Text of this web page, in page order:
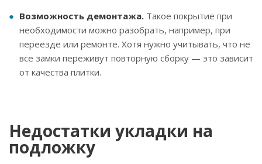
Возможность демонтажа. Такое покрытие при
необходимости можно разобрать, например, при
переезде или ремонте. Хотя нужно учитывать, что не
все замки переживут повторную сборку — это зависит
от качества плитки.
Недостатки укладки на
подложку